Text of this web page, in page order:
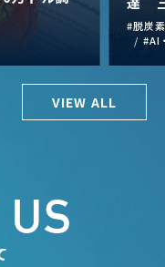
脱炭
AI
VIEW ALL